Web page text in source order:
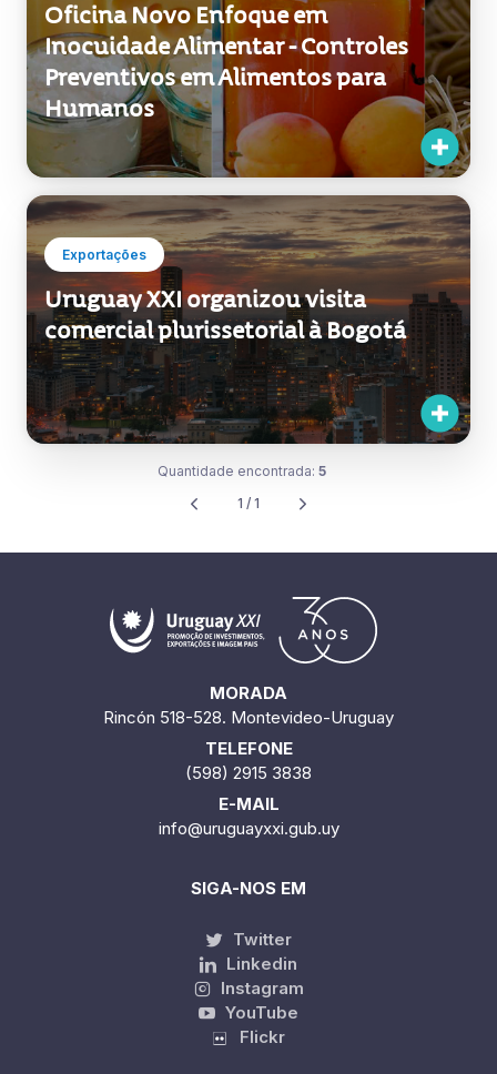
Oficina Novo Enfoque em
Inocuidade Alimentar - Controles
Preventivos em Alimentos para
Humanos
Exportações
Uruguay XXI organizou visita
comercial plurissetorial à Bogotá
Quantidade encontrada: 5
1 / 1
MORADA
Rincón 518-528. Montevideo-Uruguay
TELEFONE
(598) 2915 3838
E-MAIL
info@uruguayxxi.gub.uy
SIGA-NOS EM
Twitter
Linkedin
Instagram
YouTube
Flickr